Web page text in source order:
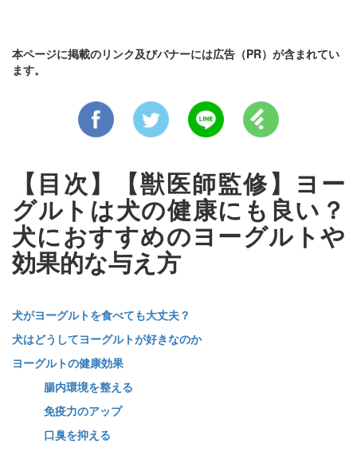
本ページに掲載のリンク及びバナーには広告（PR）が含まれてい
ます。
【目次】【獣医師監修】ヨー
グルトは犬の健康にも良い？
犬におすすめのヨーグルトや
効果的な与え方
犬がヨーグルトを食べても大丈夫？
犬はどうしてヨーグルトが好きなのか
ヨーグルトの健康効果
腸内環境を整える
免疫力のアップ
口臭を抑える